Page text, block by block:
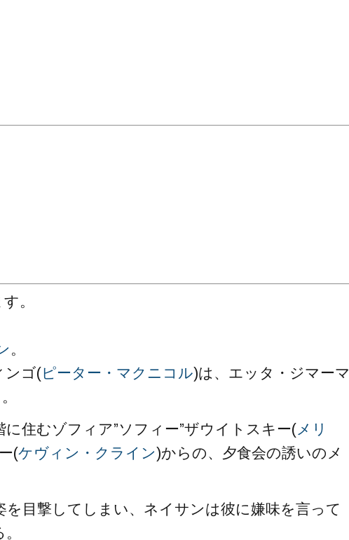
。
。
ンゴ(ピーター・マクニコル)は、エッタ・ジマーマ
住むゾフィア”ソフィー”ザウイトスキー(メリ
(ケヴィン・クライン)からの、夕食会の誘いのメ
目撃してしまい、ネイサンは彼に嫌味を言って